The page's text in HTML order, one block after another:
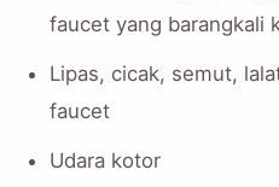
faucet yang barangkali
Lipas, cicak, semut,
faucet
Udara kotor